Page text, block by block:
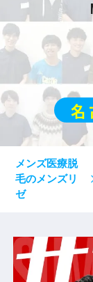
名
メンズ医療脱
毛のメンズリ
ゼ